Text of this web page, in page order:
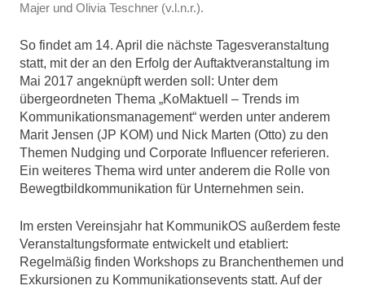
Majer und Olivia Teschner (v.l.n.r.).
So findet am 14. April die nächste Tagesveranstaltung
statt, mit der an den Erfolg der Auftaktveranstaltung im
Mai 2017 angeknüpft werden soll: Unter dem
übergeordneten Thema „KoMaktuell – Trends im
Kommunikationsmanagement“ werden unter anderem
Marit Jensen (JP KOM) und Nick Marten (Otto) zu den
Themen Nudging und Corporate Influencer referieren.
Ein weiteres Thema wird unter anderem die Rolle von
Bewegtbildkommunikation für Unternehmen sein.
Im ersten Vereinsjahr hat KommunikOS außerdem feste
Veranstaltungsformate entwickelt und etabliert:
Regelmäßig finden Workshops zu Branchenthemen und
Exkursionen zu Kommunikationsevents statt. Auf der